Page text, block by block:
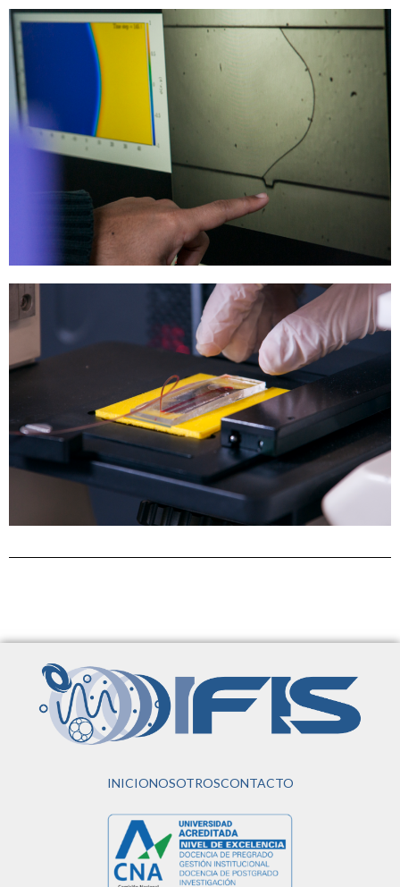
INICIONOSOTROSCONTACTO